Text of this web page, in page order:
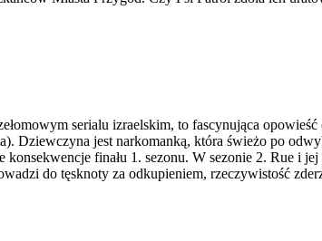
serialu izraelskim, to fascynująca
jest narkomanką, która świeżo po
finału 1. sezonu. W sezonie 2. Rue i
do tęsknoty za odkupieniem, rzeczywistość